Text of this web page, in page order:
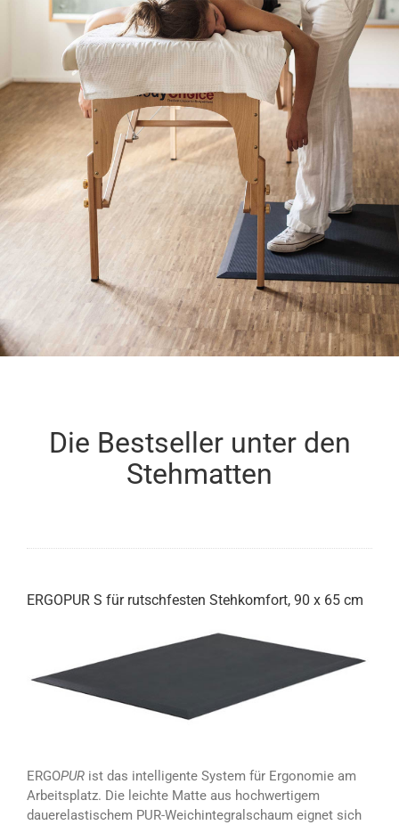
Die Bestseller unter den
Stehmatten
ERGOPUR S für rutschfesten Stehkomfort, 90 x 65 cm
ERGOPURist das intelligente System für Ergonomie am
Arbeitsplatz. Die leichte Matte aus hochwertigem
dauerelastischem PUR-Weichintegralschaum eignet sich